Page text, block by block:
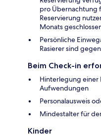
pro Übernachtung
Reservierung
Monats
Persönliche
Rasierer sind
Beim Check-in
Hinterlegung
Aufwendungen
Personalausweis
Mindestalter für
Kinder